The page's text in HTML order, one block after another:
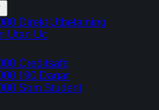
Direkt Utbetalning
Utan Uc
Creditsafe
I 90 Dagar
Som Student